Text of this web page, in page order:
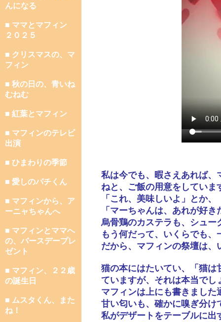
んになる
■ ママとマフィン
２０２５
■ クリスマスの、マ
フィン
■ 秋の日の、青いね
むねむ
■ 紅葉とマフィン
■ マフィンのテレビ
出演
■ ひまわりの季節
■ 愛しのパチくん
■ マフィンから、ア
ーニャちゃんへ
■ マフィンとママへ
の、バースデープレ
ゼント
■ マフィン、２２歳
の誕生日
■ ムスタくん、また
ね！
私は今でも、暇さえあれば、
ねと、ご飯の用意をしていま
「これ、美味しいよ」とか、
「マーちゃんは、あれが好
烏骨鶏のカステラも、シュー
もう何だって、いくらでも
だから、マフィンの祭壇は
猫の本にはたいてい、「猫は
ていますが、それは本当でし
マフィンは上にも書きまし
甘い匂いも、確かに嗅ぎ分け
私がデザートをテーブルに出